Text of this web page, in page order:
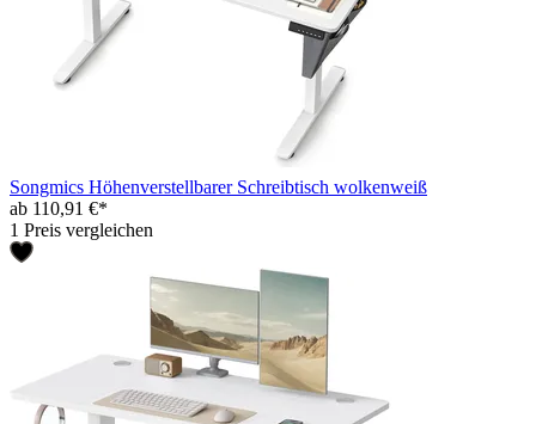
Songmics Höhenverstellbarer Schreibtisch wolkenweiß
ab 110,91 €*
1 Preis vergleichen